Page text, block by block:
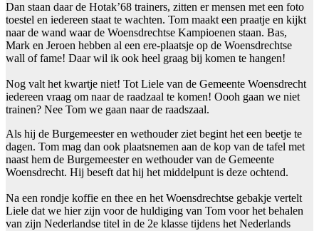
Dan staan daar de Hotak’68 trainers, zitten er mensen met een foto
toestel en iedereen staat te wachten. Tom maakt een praatje en kijkt
naar de wand waar de Woensdrechtse Kampioenen staan. Bas,
Mark en Jeroen hebben al een ere-plaatsje op de Woensdrechtse
wall of fame! Daar wil ik ook heel graag bij komen te hangen!
Nog valt het kwartje niet! Tot Liele van de Gemeente Woensdrecht
iedereen vraag om naar de raadzaal te komen! Oooh gaan we niet
trainen? Nee Tom we gaan naar de raadszaal.
Als hij de Burgemeester en wethouder ziet begint het een beetje te
dagen. Tom mag dan ook plaatsnemen aan de kop van de tafel met
naast hem de Burgemeester en wethouder van de Gemeente
Woensdrecht. Hij beseft dat hij het middelpunt is deze ochtend.
Na een rondje koffie en thee en het Woensdrechtse gebakje vertelt
Liele dat we hier zijn voor de huldiging van Tom voor het behalen
van zijn Nederlandse titel in de 2e klasse tijdens het Nederlands